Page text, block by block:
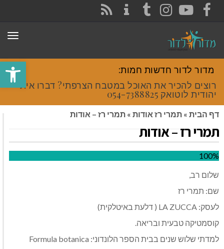
פתח
FACEBOOK
YOUTUBE
INSTAGRAM
TUMBLR
מדור לדור חדשות חמות:
רוצים להכיר את האוכל במטבח הצרפתי? דברו איתי
יהודית לוטואק 054-7388825.
דף הבית » תמרי רז אודות » תמרי רז – אודות
תמרי רז – אודות
100%
שלום רב,
שם: תמרי רז
לעסק: LA ZUCCA ( דלעת באיטלקית)
קוסמטיקה טבעית ובריאה.
למדתי שלוש שנים בבית הספר הלונדוני: Formula botanica